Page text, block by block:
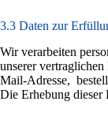
3.3 Daten zur
Wir verarbeiten
unserer
Mail-Adresse,
Die Erhebung dieser